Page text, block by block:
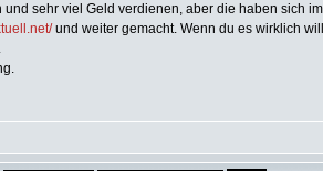
sehr viel Geld verdienen, aber die haben sich
und weiter gemacht. Wenn du es wirklich